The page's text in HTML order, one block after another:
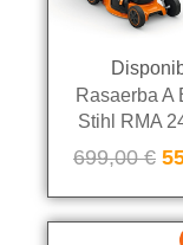
Rasaerba A
Stihl RMA
699,00€